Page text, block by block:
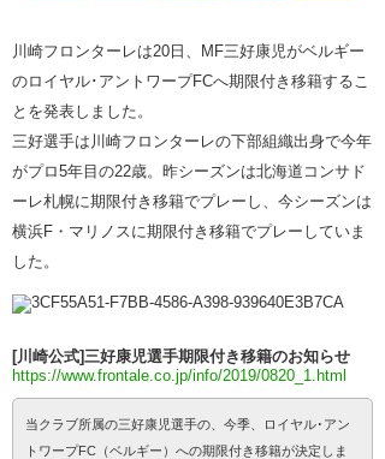
川崎フロンターレは20日、MF三好康児がベルギー
のロイヤル･アントワープFCへ期限付き移籍するこ
とを発表しました。
三好選手は川崎フロンターレの下部組織出身で今年
がプロ5年目の22歳。昨シーズンは北海道コンサド
ーレ札幌に期限付き移籍でプレーし、今シーズンは
横浜F・マリノスに期限付き移籍でプレーしていま
した。
[川崎公式]三好康児選手期限付き移籍のお知らせ
https://www.frontale.co.jp/info/2019/0820_1.html
当クラブ所属の三好康児選手の、今季、ロイヤル･アン
トワープFC（ベルギー）への期限付き移籍が決定しま